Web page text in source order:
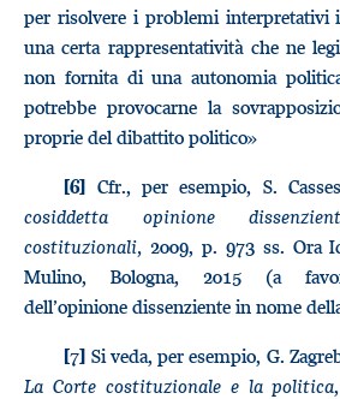
per risolvere i problemi interpretativi
una certa rappresentatività che ne
non fornita di una autonomia
potrebbe provocarne la
proprie del dibattito politico»
[6] Cfr., per esempio, S.
cosiddetta opinione
costituzionali, 2009, p. 973 ss. Ora
Mulino, Bologna, 2015 (a
dell’opinione dissenziente in nome
[7] Si veda, per esempio, G.
La Corte costituzionale e la politica